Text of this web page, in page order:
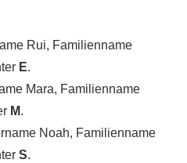
Rui, Familienname
E.
Mara, Familienname
M.
Noah, Familienname
S.